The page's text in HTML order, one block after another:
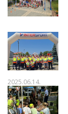
2025.06.14.